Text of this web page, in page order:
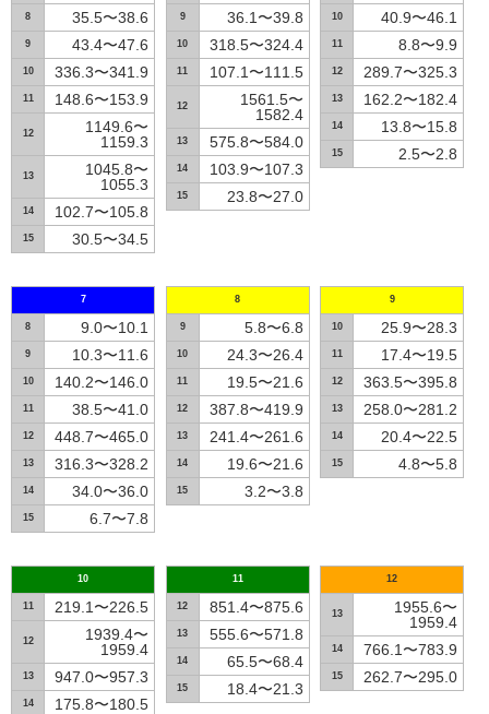
8 35.5〜38.6
9 43.4〜47.6
10 336.3〜341.9
11 148.6〜153.9
12
1149.6〜
1159.3
13
1045.8〜
1055.3
14 102.7〜105.8
15 30.5〜34.5
9 36.1〜39.8
10 318.5〜324.4
11 107.1〜111.5
12
1561.5〜
1582.4
13 575.8〜584.0
14 103.9〜107.3
15 23.8〜27.0
10 40.9〜46.1
11 8.8〜9.9
12 289.7〜325.3
13 162.2〜182.4
14 13.8〜15.8
15 2.5〜2.8
7
8 9.0〜10.1
9 10.3〜11.6
10 140.2〜146.0
11 38.5〜41.0
12 448.7〜465.0
13 316.3〜328.2
14 34.0〜36.0
15 6.7〜7.8
8
9 5.8〜6.8
10 24.3〜26.4
11 19.5〜21.6
12 387.8〜419.9
13 241.4〜261.6
14 19.6〜21.6
15 3.2〜3.8
9
10 25.9〜28.3
11 17.4〜19.5
12 363.5〜395.8
13 258.0〜281.2
14 20.4〜22.5
15 4.8〜5.8
10
11 219.1〜226.5
12
1939.4〜
1959.4
13 947.0〜957.3
14 175.8〜180.5
11
12 851.4〜875.6
13 555.6〜571.8
14 65.5〜68.4
15 18.4〜21.3
12
13
1955.6〜
1959.4
14 766.1〜783.9
15 262.7〜295.0